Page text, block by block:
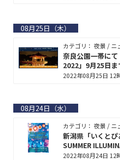
08月25日（木）
カテゴリ： 夜景 / ニ
奈良公園一帯に
2022」9月25日ま
2022年08月25日 12
08月24日（水）
カテゴリ： 夜景 / ニ
新潟県「いくと
SUMMER
2022年08月24日 12